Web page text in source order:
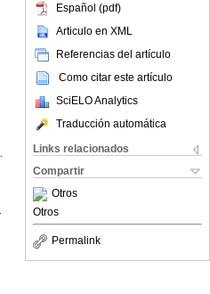
Español (pdf)
Articulo en XML
Referencias del artículo
Como citar este artículo
SciELO Analytics
Traducción automática
Links relacionados
Compartir
Otros
Otros
Permalink